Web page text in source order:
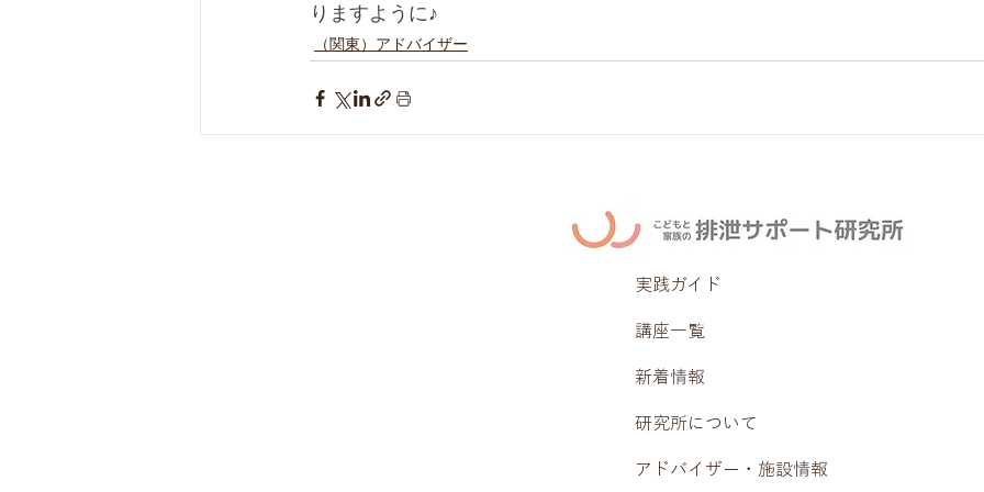
りますように♪
（関東）アドバイザー
実践ガイド
講座一覧
新着情報
研究所について
アドバイザー・施設情報